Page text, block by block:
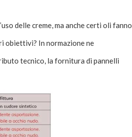
delle creme, ma anche certi oli fanno
obiettivi? In normazione ne
tecnico, la fornitura di pannelli